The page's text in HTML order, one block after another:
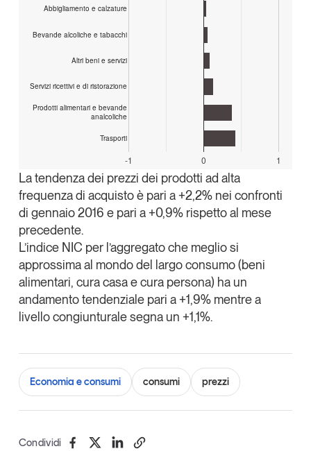
-1 0 1
Abbigliamento e calzature
Bevande alcoliche e tabacchi
Altri beni e servizi
Servizi ricettivi e di ristorazione
Prodotti alimentari e bevande
analcoliche
Trasporti
La tendenza dei prezzi dei prodotti ad alta
frequenza di acquisto è pari a +2,2% nei confronti
di gennaio 2016 e pari a +0,9% rispetto al mese
precedente.
L’indice NIC per l’aggregato che meglio si
approssima al mondo del largo consumo (beni
alimentari, cura casa e cura persona) ha un
andamento tendenziale pari a +1,9% mentre a
livello congiunturale segna un +1,1%.
Economia e consumi consumi prezzi
Condividi